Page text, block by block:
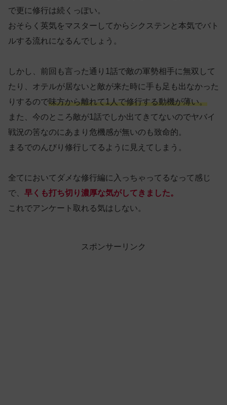
で更に修行は続くっぽい。
おそらく英気をマスターしてからシクステンと本気でバト
ルする流れになるんでしょう。
しかし、前回も言った通り1話で敵の軍勢相手に無双して
たり、オテルが居ないと敵が来た時に手も足も出なかった
りするので味方から離れて1人で修行する動機が薄い。
また、今のところ敵が1話でしか出てきてないのでヤバイ
戦況の筈なのにあまり危機感が無いのも致命的。
まるでのんびり修行してるように見えてしまう。
全てにおいてダメな修行編に入っちゃってるなって感じ
で、 早くも打ち切り濃厚な気がしてきました。
これでアンケート取れる気はしない。
スポンサーリンク